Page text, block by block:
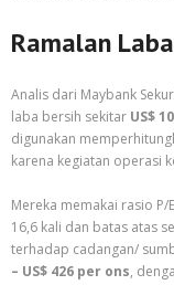
Ramalan
Analis dari Maybank
laba bersih sekitar US$
digunakan
karena kegiatan operasi
Mereka memakai rasio
16,6 kali dan batas atas
terhadap cadangan/
– US$ 426 per ons,